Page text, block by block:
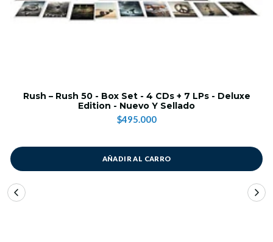
Rush – Rush 50 - Box Set - 4 CDs + 7 LPs - Deluxe
Edition - Nuevo Y Sellado
$495.000
AÑADIR AL CARRO